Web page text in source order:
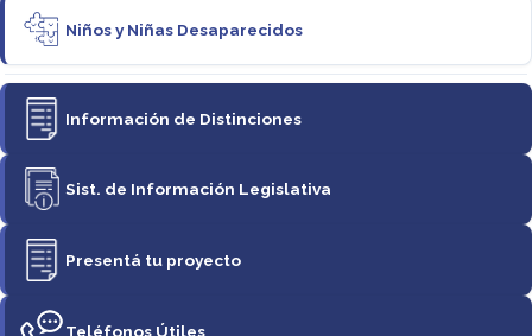
Niños y Niñas Desaparecidos
Información de Distinciones
Sist. de Información Legislativa
Presentá tu proyecto
Teléfonos Útiles